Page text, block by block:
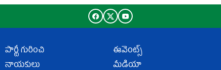
పార్టీ గురించి
నాయకులు
ఈవెంట్స్
మీడియా